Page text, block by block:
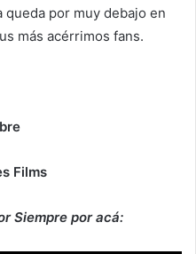
por muy debajo en
más acérrimos fans.
Films
Siempre por acá: